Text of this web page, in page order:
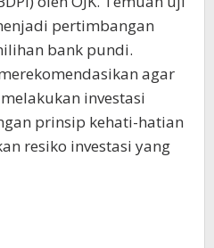
pertimbangan
bank pundi.
agar
investasi
prinsip kehati-hatian
resiko investasi yang